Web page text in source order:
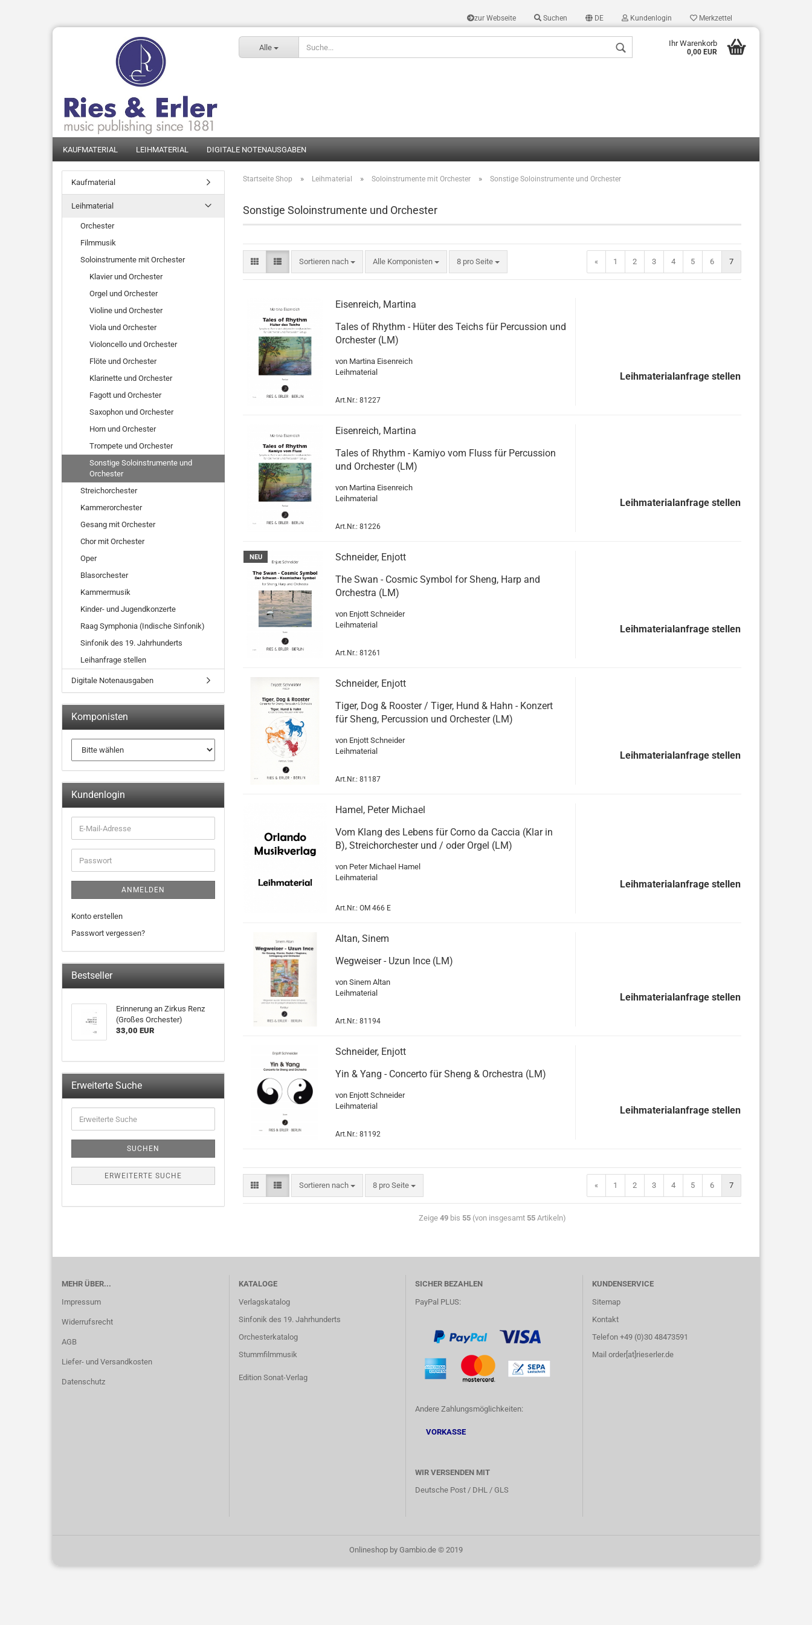
zur Webseite Suchen DE Kundenlogin
Konto erstellen
Merkzettel
Alle Ihr Warenkorb
0,00 EUR
KAUFMATERIAL LEIHMATERIAL DIGITALE NOTENAUSGABEN
Startseite Shop » Leihmaterial » Soloinstrumente mit Orchester » Sonstige Soloinstrumente und Orchester
Sonstige Soloinstrumente und Orchester
Sortieren nach Alle Komponisten 8 pro Seite « 1 2 3 4 5 6 7
Eisenreich, Martina
Tales of Rhythm - Hüter des Teichs für Percussion und
Orchester (LM)
von Martina Eisenreich
Leihmaterial
Art.Nr.: 81227
Leihmaterialanfrage stellen
Eisenreich, Martina
Tales of Rhythm - Kamiyo vom Fluss für Percussion
und Orchester (LM)
von Martina Eisenreich
Leihmaterial
Art.Nr.: 81226
Leihmaterialanfrage stellen
NEU
Schneider, Enjott
The Swan - Cosmic Symbol for Sheng, Harp and
Orchestra (LM)
von Enjott Schneider
Leihmaterial
Art.Nr.: 81261
Leihmaterialanfrage stellen
Schneider, Enjott
Tiger, Dog & Rooster / Tiger, Hund & Hahn - Konzert
für Sheng, Percussion und Orchester (LM)
von Enjott Schneider
Leihmaterial
Art.Nr.: 81187
Leihmaterialanfrage stellen
Hamel, Peter Michael
Vom Klang des Lebens für Corno da Caccia (Klar in
B), Streichorchester und / oder Orgel (LM)
von Peter Michael Hamel
Leihmaterial
Art.Nr.: OM 466 E
Leihmaterialanfrage stellen
Altan, Sinem
Wegweiser - Uzun Ince (LM)
von Sinem Altan
Leihmaterial
Art.Nr.: 81194
Leihmaterialanfrage stellen
Schneider, Enjott
Yin & Yang - Concerto für Sheng & Orchestra (LM)
von Enjott Schneider
Leihmaterial
Art.Nr.: 81192
Leihmaterialanfrage stellen
Sortieren nach 8 pro Seite « 1 2 3 4 5 6 7
Zeige 49bis 55(von insgesamt 55Artikeln)
Kaufmaterial
Leihmaterial
Orchester
Filmmusik
Soloinstrumente mit Orchester
Klavier und Orchester
Orgel und Orchester
Violine und Orchester
Viola und Orchester
Violoncello und Orchester
Flöte und Orchester
Klarinette und Orchester
Fagott und Orchester
Saxophon und Orchester
Horn und Orchester
Trompete und Orchester
Sonstige Soloinstrumente und
Orchester
Streichorchester
Kammerorchester
Gesang mit Orchester
Chor mit Orchester
Oper
Blasorchester
Kammermusik
Kinder- und Jugendkonzerte
Raag Symphonia (Indische Sinfonik)
Sinfonik des 19. Jahrhunderts
Leihanfrage stellen
Digitale Notenausgaben
Komponisten
Kundenlogin
ANMELDEN
Konto erstellen
Passwort vergessen?
Bestseller
Erinnerung an Zirkus Renz
(Großes Orchester)
33,00 EUR
Erweiterte Suche
SUCHEN
ERWEITERTE SUCHE
MEHR ÜBER...
Impressum
Widerrufsrecht
AGB
Liefer- und Versandkosten
Datenschutz
KATALOGE
Verlagskatalog
Sinfonik des 19. Jahrhunderts
Orchesterkatalog
Stummfilmmusik
Edition Sonat-Verlag
SICHER BEZAHLEN
PayPal PLUS:
Andere Zahlungsmöglichkeiten:
VORKASSE
WIR VERSENDEN MIT
Deutsche Post / DHL / GLS
KUNDENSERVICE
Sitemap
Kontakt
Telefon +49 (0)30 48473591
Mail order[at]rieserler.de
Onlineshop by Gambio.de © 2019